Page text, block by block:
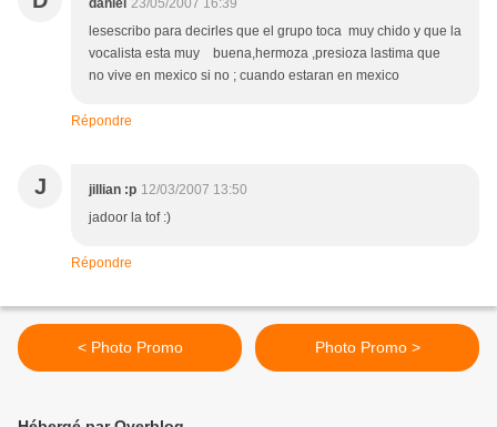
daniel 23/05/2007 16:39
lesescribo para decirles que el grupo toca muy chido y que la
vocalista esta muy buena,hermoza ,presioza lastima que
no vive en mexico si no ; cuando estaran en mexico
Répondre
J jillian :p 12/03/2007 13:50
jadoor la tof :)
Répondre
< Photo Promo Photo Promo >